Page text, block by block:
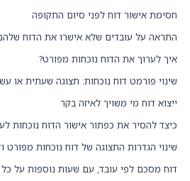
חסימת אישור דוח לפני סיום התקופה
התראה על עובדים שלא אישרו את הדוח
איך לערוך את הדוח נוכחות מפורט?
שינוי פורמט דוח נוכחות: תצוגה שעתית או
ייצוא דוח מי משויך לאיזה בקר
כיצד להסיר את כפתור אישור הדוח נוכחות
שינוי הגדרות התצוגה של דוח נוכחות מפורט
דוח מסכם לפי עובד, עם שעות נוספות על